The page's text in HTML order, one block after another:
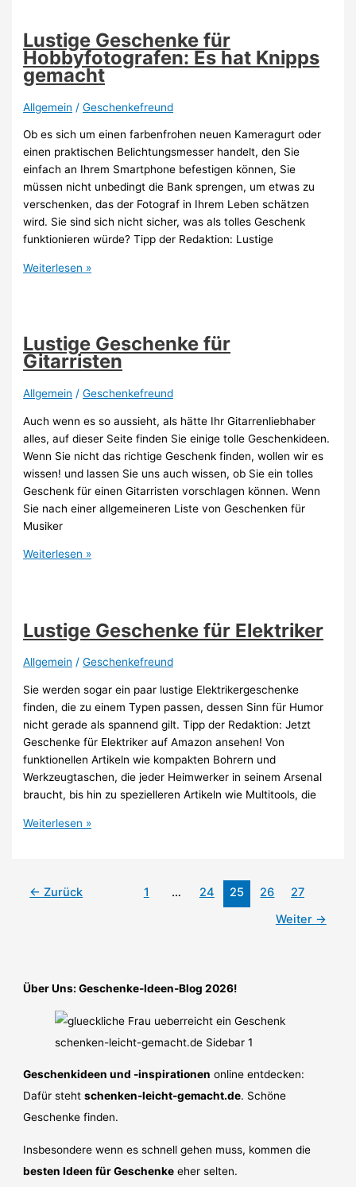
einen
Blick
Lustige Geschenke für
Hobbyfotografen: Es hat Knipps
gemacht
Allgemein /Geschenkefreund
Ob es sich um einen farbenfrohen neuen Kameragurt oder
einen praktischen Belichtungsmesser handelt, den Sie
einfach an Ihrem Smartphone befestigen können, Sie
müssen nicht unbedingt die Bank sprengen, um etwas zu
verschenken, das der Fotograf in Ihrem Leben schätzen
wird. Sie sind sich nicht sicher, was als tolles Geschenk
funktionieren würde? Tipp der Redaktion: Lustige
Lustige
Es
hat
Knipps
gemacht
Weiterlesen »
Lustige Geschenke für
Gitarristen
Allgemein /Geschenkefreund
Auch wenn es so aussieht, als hätte Ihr Gitarrenliebhaber
alles, auf dieser Seite finden Sie einige tolle Geschenkideen.
Wenn Sie nicht das richtige Geschenk finden, wollen wir es
wissen! und lassen Sie uns auch wissen, ob Sie ein tolles
Geschenk für einen Gitarristen vorschlagen können. Wenn
Sie nach einer allgemeineren Liste von Geschenken für
Musiker
Lustige
Weiterlesen »
Lustige Geschenke für Elektriker
Allgemein /Geschenkefreund
Sie werden sogar ein paar lustige Elektrikergeschenke
finden, die zu einem Typen passen, dessen Sinn für Humor
nicht gerade als spannend gilt. Tipp der Redaktion: Jetzt
Geschenke für Elektriker auf Amazon ansehen! Von
funktionellen Artikeln wie kompakten Bohrern und
Werkzeugtaschen, die jeder Heimwerker in seinem Arsenal
braucht, bis hin zu spezielleren Artikeln wie Multitools, die
Lustige
Weiterlesen »
← Zurück 1 … 24 25 26
27
Weiter →
Über Uns: Geschenke-Ideen-Blog 2026!
Geschenkideen und -inspirationen online entdecken:
Dafür stehtschenken-leicht-gemacht.de. Schöne
Geschenke finden.
Insbesondere wenn es schnell gehen muss, kommen die
besten Ideen für Geschenke eher selten.